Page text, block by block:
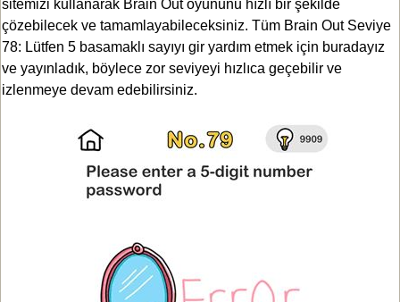
sitemizi kullanarak Brain Out oyununu hızlı bir şekilde
çözebilecek ve tamamlayabileceksiniz. Tüm Brain Out Seviye
78: Lütfen 5 basamaklı sayıyı gir yardım etmek için buradayız
ve yayınladık, böylece zor seviyeyi hızlıca geçebilir ve
izlenmeye devam edebilirsiniz.